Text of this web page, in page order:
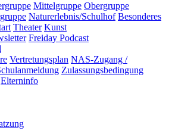
Mittelgruppe Obergruppe
Naturerlebnis/Schulhof Besonderes
Theater Kunst
Freiday Podcast
Vertretungsplan NAS-Zugang /
Zulassungsbedingung
Elterninfo